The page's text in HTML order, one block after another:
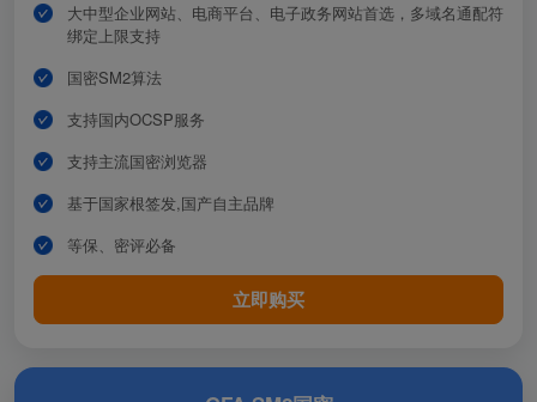
大中型企业网站、电商平台、电子政务网站首选，多域名通配符
绑定上限支持
国密SM2算法
支持国内OCSP服务
支持主流国密浏览器
基于国家根签发,国产自主品牌
等保、密评必备
立即购买